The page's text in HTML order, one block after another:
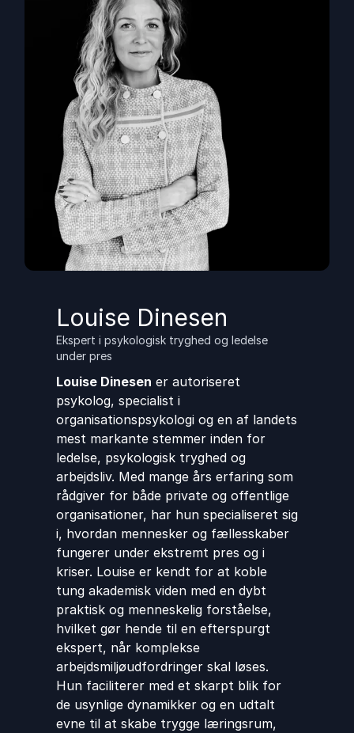
Louise Dinesen
Ekspert i psykologisk tryghed og ledelse
under pres
Louise Dinesen er autoriseret
psykolog, specialist i
organisationspsykologi og en af landets
mest markante stemmer inden for
ledelse, psykologisk tryghed og
arbejdsliv. Med mange års erfaring som
rådgiver for både private og offentlige
organisationer, har hun specialiseret sig
i, hvordan mennesker og fællesskaber
fungerer under ekstremt pres og i
kriser. Louise er kendt for at koble
tung akademisk viden med en dybt
praktisk og menneskelig forståelse,
hvilket gør hende til en efterspurgt
ekspert, når komplekse
arbejdsmiljøudfordringer skal løses.
Hun faciliterer med et skarpt blik for
de usynlige dynamikker og en udtalt
evne til at skabe trygge læringsrum,